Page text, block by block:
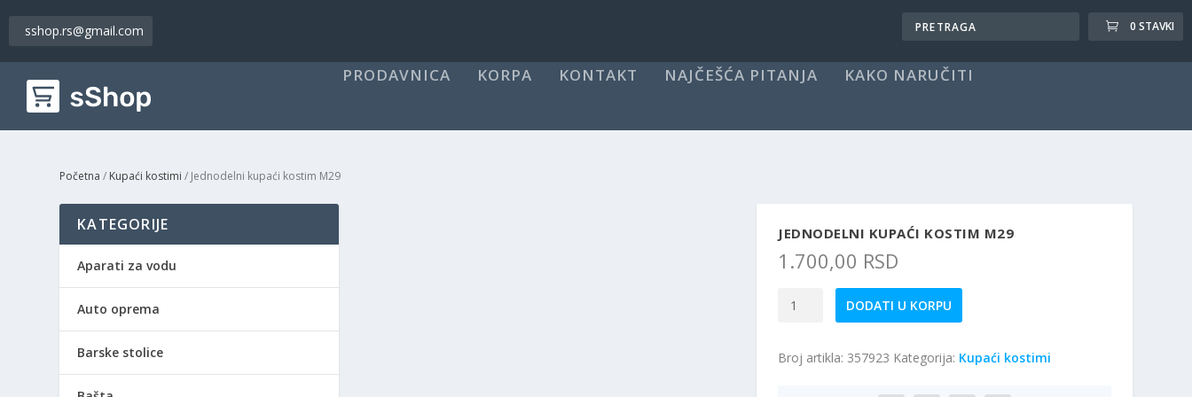
sshop.rs@gmail.com 0 STAVKI
PRODAVNICA KORPA KONTAKT NAJČEŠĆA PITANJA KAKO NARUČITI
Početna / Kupaći kostimi / Jednodelni kupaći kostim M29
JEDNODELNI KUPAĆI KOSTIM M29
1.700,00 RSD
M29
DODATI U KORPU
Broj artikla: 357923 Kategorija: Kupaći kostimi
KATEGORIJE
Aparati za vodu
Auto oprema
Barske stolice